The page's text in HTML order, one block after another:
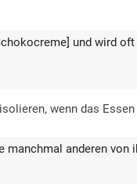
und wird
wenn das
anderen von